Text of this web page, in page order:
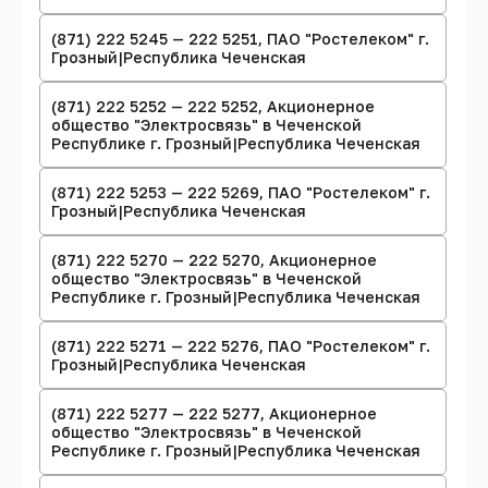
(871) 222 5245 — 222 5251, ПАО "Ростелеком" г.
Грозный|Республика Чеченская
(871) 222 5252 — 222 5252, Акционерное
общество "Электросвязь" в Чеченской
Республике г. Грозный|Республика Чеченская
(871) 222 5253 — 222 5269, ПАО "Ростелеком" г.
Грозный|Республика Чеченская
(871) 222 5270 — 222 5270, Акционерное
общество "Электросвязь" в Чеченской
Республике г. Грозный|Республика Чеченская
(871) 222 5271 — 222 5276, ПАО "Ростелеком" г.
Грозный|Республика Чеченская
(871) 222 5277 — 222 5277, Акционерное
общество "Электросвязь" в Чеченской
Республике г. Грозный|Республика Чеченская